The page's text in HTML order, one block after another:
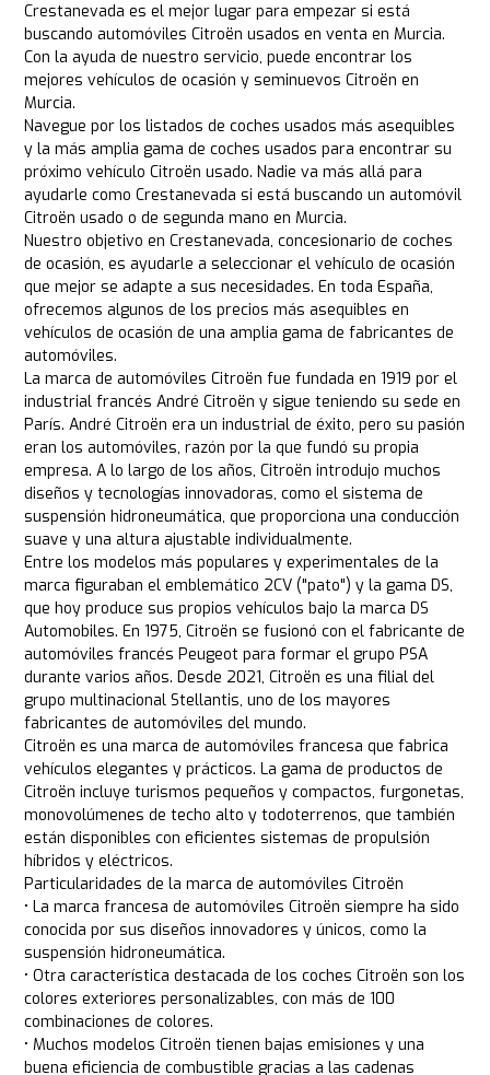
Crestanevada es el mejor lugar para empezar si está
buscando automóviles Citroën usados en venta en Murcia.
Con la ayuda de nuestro servicio, puede encontrar los
mejores vehículos de ocasión y seminuevos Citroën en
Murcia.
Navegue por los listados de coches usados más asequibles
y la más amplia gama de coches usados para encontrar su
próximo vehículo Citroën usado. Nadie va más allá para
ayudarle como Crestanevada si está buscando un automóvil
Citroën usado o de segunda mano en Murcia.
Nuestro objetivo en Crestanevada, concesionario de coches
de ocasión, es ayudarle a seleccionar el vehículo de ocasión
que mejor se adapte a sus necesidades. En toda España,
ofrecemos algunos de los precios más asequibles en
vehículos de ocasión de una amplia gama de fabricantes de
automóviles.
La marca de automóviles Citroën fue fundada en 1919 por el
industrial francés André Citroën y sigue teniendo su sede en
París. André Citroën era un industrial de éxito, pero su pasión
eran los automóviles, razón por la que fundó su propia
empresa. A lo largo de los años, Citroën introdujo muchos
diseños y tecnologías innovadoras, como el sistema de
suspensión hidroneumática, que proporciona una conducción
suave y una altura ajustable individualmente.
Entre los modelos más populares y experimentales de la
marca figuraban el emblemático 2CV ("pato") y la gama DS,
que hoy produce sus propios vehículos bajo la marca DS
Automobiles. En 1975, Citroën se fusionó con el fabricante de
automóviles francés Peugeot para formar el grupo PSA
durante varios años. Desde 2021, Citroën es una filial del
grupo multinacional Stellantis, uno de los mayores
fabricantes de automóviles del mundo.
Citroën es una marca de automóviles francesa que fabrica
vehículos elegantes y prácticos. La gama de productos de
Citroën incluye turismos pequeños y compactos, furgonetas,
monovolúmenes de techo alto y todoterrenos, que también
están disponibles con eficientes sistemas de propulsión
híbridos y eléctricos.
Particularidades de la marca de automóviles Citroën
• La marca francesa de automóviles Citroën siempre ha sido
conocida por sus diseños innovadores y únicos, como la
suspensión hidroneumática.
• Otra característica destacada de los coches Citroën son los
colores exteriores personalizables, con más de 100
combinaciones de colores.
• Muchos modelos Citroën tienen bajas emisiones y una
buena eficiencia de combustible gracias a las cadenas